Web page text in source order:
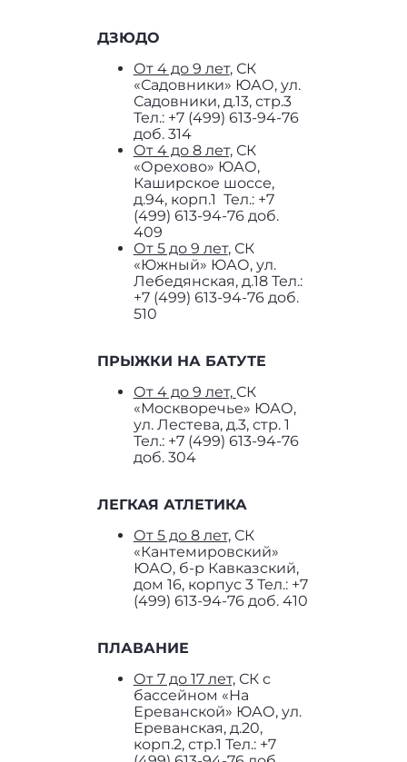
ДЗЮДО
От 4 до 9 лет, СК
«Садовники» ЮАО, ул.
Садовники, д.13, стр.3
Тел.: +7 (499) 613-94-76
доб. 314
От 4 до 8 лет,СК
«Орехово» ЮАО,
Каширское шоссе,
д.94, корп.1 Тел.: +7
(499) 613-94-76 доб.
409
От 5 до 9 лет, СК
«Южный» ЮАО, ул.
Лебедянская, д.18 Тел.:
+7 (499) 613-94-76 доб.
510
ПРЫЖКИ НА БАТУТЕ
От 4 до 9 лет, СК
«Москворечье» ЮАО,
ул. Лестева, д.3, стр. 1
Тел.: +7 (499) 613-94-76
доб. 304
ЛЕГКАЯ АТЛЕТИКА
От 5 до 8 лет,СК
«Кантемировский»
ЮАО, б-р Кавказский,
дом 16, корпус 3 Тел.: +7
(499) 613-94-76 доб. 410
ПЛАВАНИЕ
От 7 до 17 лет,СК с
бассейном «На
Ереванской» ЮАО, ул.
Ереванская, д.20,
корп.2, стр.1 Тел.: +7